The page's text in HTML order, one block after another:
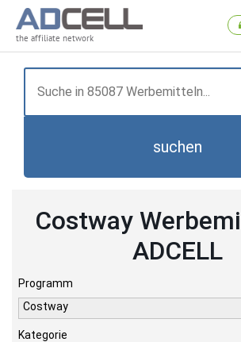
the affiliate network
suchen
Costway
ADCELL
Programm
Costway
Kategorie